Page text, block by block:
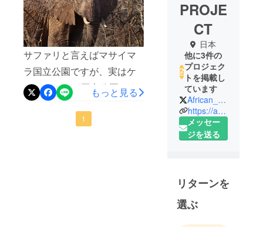
サファリと言えばマサイマ
ラ国立公園ですが、実はケ
ニアには63の国立公園、国
立保護区があります。ゾウ
が多く生息しているサボ国
もっと見る
1
PROJE
CT
日本
他に3件の
プロジェク
トを掲載し
ています
African_Dream_P
https://african-dream.shop-pro.jp/
メッセー
ジを送る
リターンを
選ぶ